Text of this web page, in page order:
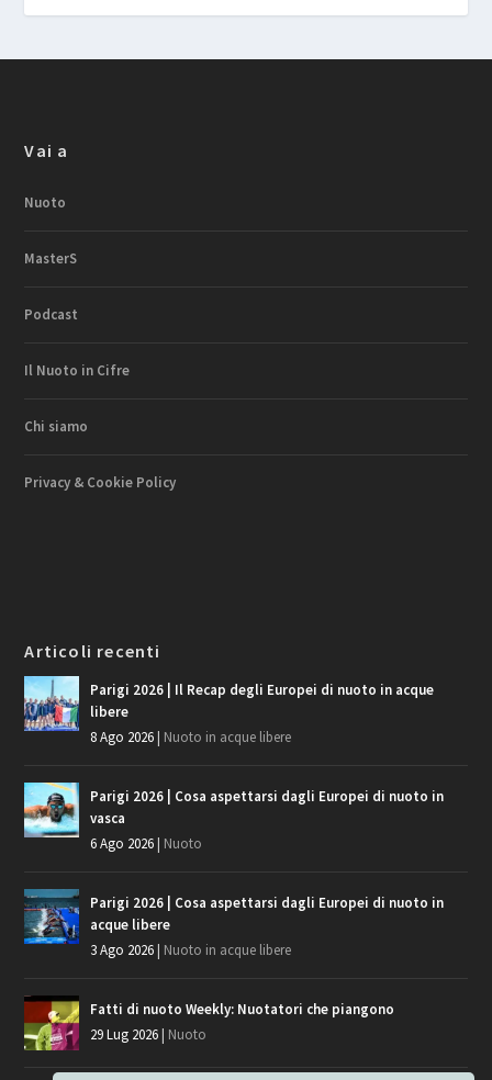
Vai a
Nuoto
MasterS
Podcast
Il Nuoto in Cifre
Chi siamo
Privacy & Cookie Policy
Articoli recenti
Parigi 2026 | Il Recap degli Europei di nuoto in acque
libere
8 Ago 2026| Nuoto in acque libere
Parigi 2026 | Cosa aspettarsi dagli Europei di nuoto in
vasca
6 Ago 2026| Nuoto
Parigi 2026 | Cosa aspettarsi dagli Europei di nuoto in
acque libere
3 Ago 2026| Nuoto in acque libere
Fatti di nuoto Weekly: Nuotatori che piangono
29 Lug 2026| Nuoto